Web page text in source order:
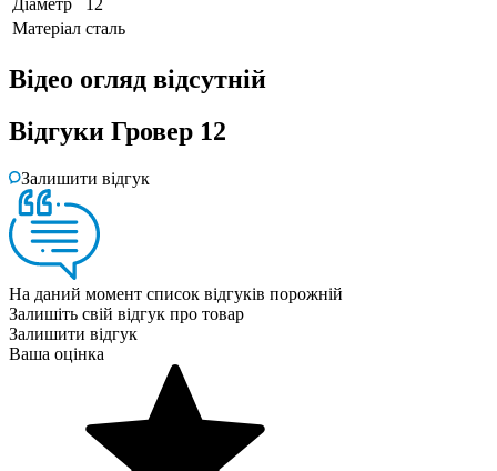
Діаметр
12
Матеріал сталь
Відео огляд відсутній
Відгуки Гровер 12
Залишити відгук
На даний момент список відгуків порожній
Залишіть свій відгук про товар
Залишити відгук
Ваша оцінка